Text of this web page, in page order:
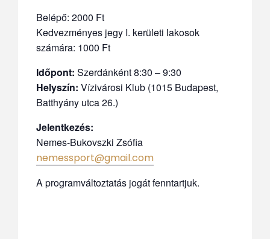
Belépő: 2000 Ft
Kedvezményes jegy I. kerületi lakosok
számára: 1000 Ft
Időpont: Szerdánként 8:30 – 9:30
Helyszín: Vízivárosi Klub (1015 Budapest,
Batthyány utca 26.)
Jelentkezés:
Nemes-Bukovszki Zsófia
nemessport@gmail.com
A programváltoztatás jogát fenntartjuk.